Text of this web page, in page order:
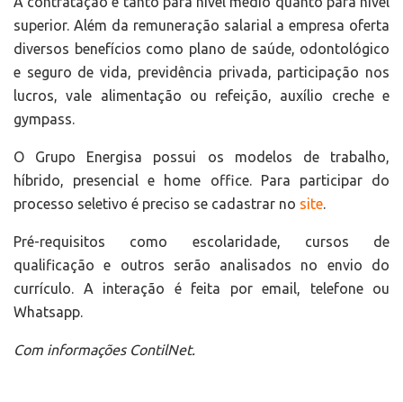
superior. Além da remuneração salarial a empresa oferta
diversos benefícios como plano de saúde, odontológico
e seguro de vida, previdência privada, participação nos
lucros, vale alimentação ou refeição, auxílio creche e
gympass.
O Grupo Energisa possui os modelos de trabalho,
híbrido, presencial e home office. Para participar do
processo seletivo é preciso se cadastrar no site.
Pré-requisitos como escolaridade, cursos de
qualificação e outros serão analisados no envio do
currículo. A interação é feita por email, telefone ou
Whatsapp.
Com informações ContilNet.